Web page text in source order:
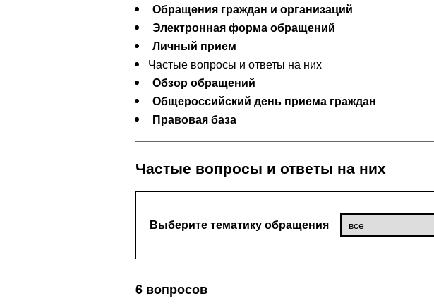
Обращения граждан и организаций
Электронная форма обращений
Личный прием
Частые вопросы и ответы на них
Обзор обращений
Общероссийский день приема граждан
Правовая база
Частые вопросы и ответы на них
Выберите тематику обращения
6 вопросов